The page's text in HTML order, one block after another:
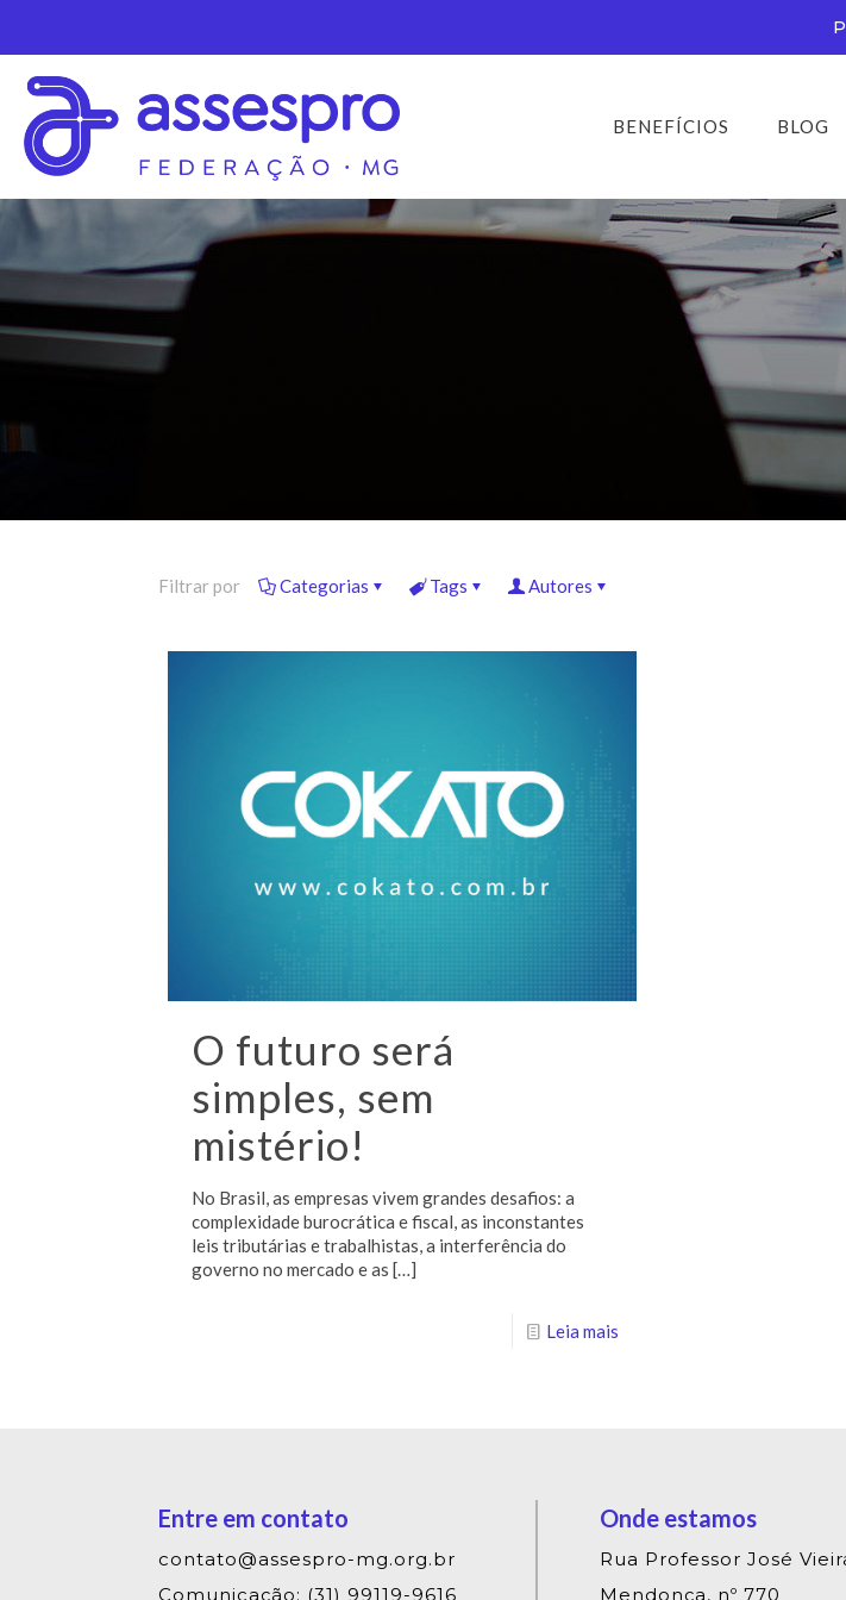
BENEFÍCIOS BLOG
Filtrar por Categorias Tags Autores
O futuro será
simples, sem
mistério!
No Brasil, as empresas vivem grandes desafios: a
complexidade burocrática e fiscal, as inconstantes
leis tributárias e trabalhistas, a interferência do
governo no mercado e as […]
Leia mais
Entre em contato
contato@assespro-mg.org.br
Comunicação: (31) 99119-9616
Onde estamos
Rua Professor José
Mendonça, nº 770